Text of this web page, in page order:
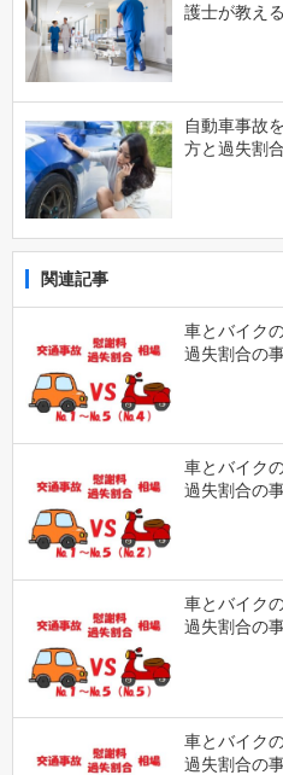
護士が教え
自動車事故
方と過失割
関連記事
車とバイク
過失割合の
車とバイク
過失割合の
車とバイク
過失割合の
車とバイク
過失割合の